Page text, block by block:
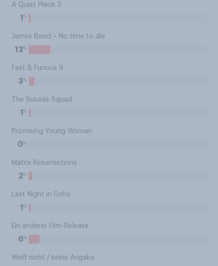
A Quiet Place 2
1 %
James Bond – No time to die
12%
Fast & Furious 9
3%
The Suicide Squad
1 %
Promising Young Woman
0%
Matrix Resurrections
2%
Last Night in Soho
1 %
Ein anderer Film-Release
6%
Weiß nicht / keine Angabe